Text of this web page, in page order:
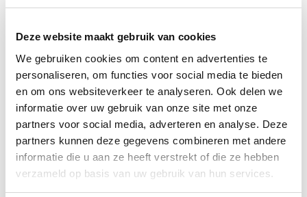
Deze website maakt gebruik van cookies
We gebruiken cookies om content en advertenties te
personaliseren, om functies voor social media te bieden
en om ons websiteverkeer te analyseren. Ook delen we
informatie over uw gebruik van onze site met onze
partners voor social media, adverteren en analyse. Deze
partners kunnen deze gegevens combineren met andere
informatie die u aan ze heeft verstrekt of die ze hebben
verzameld op basis van uw gebruik van hun services.
dichtbij
Met 60+ verkooppunten in Nederland en België staan wij
met onze XL Travelcenters, mobiele reisadviseurs van
TravelXL@Home en deze website altijd voor uw vakantie
klaar.
• Ontzorgen van A-Z • Onafhankelijk advies • Maatwerk •
Bespaar tijd en stress
TravelXLreisbureau's